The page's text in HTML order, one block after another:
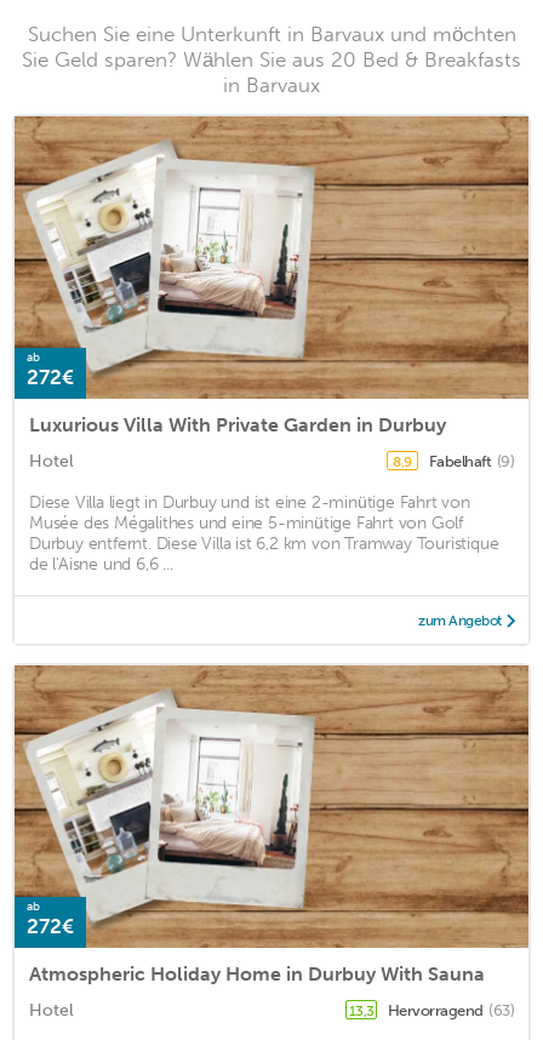
Suchen Sie eine Unterkunft in Barvaux und möchten
Sie Geld sparen? Wählen Sie aus 20 Bed & Breakfasts
in Barvaux
ab
272€
Luxurious Villa With Private Garden in Durbuy
Hotel 8,9 Fabelhaft (9)
Diese Villa liegt in Durbuy und ist eine 2-minütige Fahrt von
Musée des Mégalithes und eine 5-minütige Fahrt von Golf
Durbuy entfernt. Diese Villa ist 6,2 km von Tramway Touristique
de l'Aisne und 6,6 ...
zum Angebot
ab
272€
Atmospheric Holiday Home in Durbuy With Sauna
Hotel 13,3 Hervorragend (63)